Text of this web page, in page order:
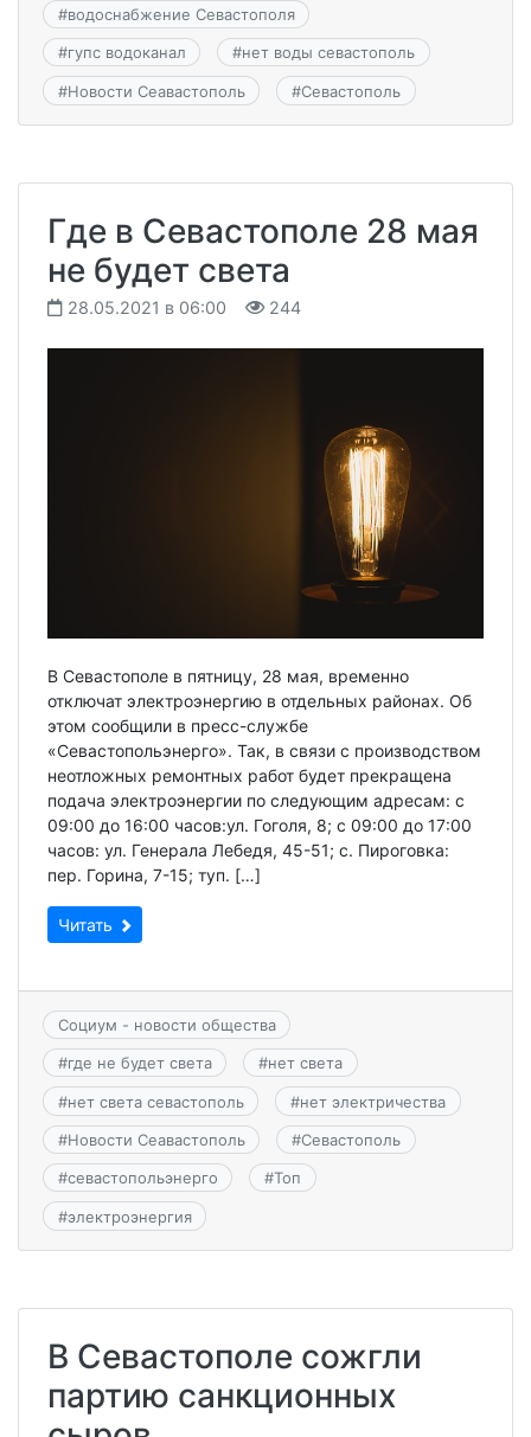
#водоснабжение Севастополя
#гупс водоканал #нет воды севастополь
#Новости Сеавастополь #Севастополь
Где в Севастополе 28 мая
не будет света
28.05.2021 в 06:00 244
В Севастополе в пятницу, 28 мая, временно
отключат электроэнергию в отдельных районах. Об
этом сообщили в пресс-службе
«Севастопольэнерго». Так, в связи с производством
неотложных ремонтных работ будет прекращена
подача электроэнергии по следующим адресам: с
09:00 до 16:00 часов:ул. Гоголя, 8; с 09:00 до 17:00
часов: ул. Генерала Лебедя, 45-51; с. Пироговка:
пер. Горина, 7-15; туп. […]
Читать
Социум - новости общества
#где не будет света #нет света
#нет света севастополь #нет электричества
#Новости Сеавастополь #Севастополь
#севастопольэнерго #Топ
#электроэнергия
В Севастополе сожгли
партию санкционных